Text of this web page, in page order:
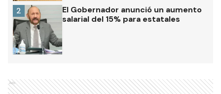
El Gobernador anunció un aumento
salarial del 15% para estatales
2
Ads